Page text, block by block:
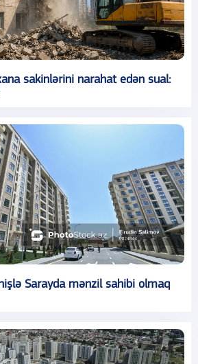
sakinlərini narahat edən sual:
Sarayda mənzil sahibi olmaq